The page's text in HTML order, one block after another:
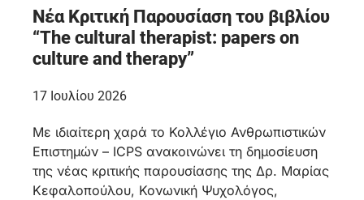
Νέα Κριτική Παρουσίαση του βιβλίου
“The cultural therapist: papers on
culture and therapy”
17 Ιουλίου 2026
Με ιδιαίτερη χαρά το Κολλέγιο Ανθρωπιστικών
Επιστημών – ICPS ανακοινώνει τη δημοσίευση
της νέας κριτικής παρουσίασης της Δρ. Μαρίας
Κεφαλοπούλου, Κονωνική Ψυχολόγος,